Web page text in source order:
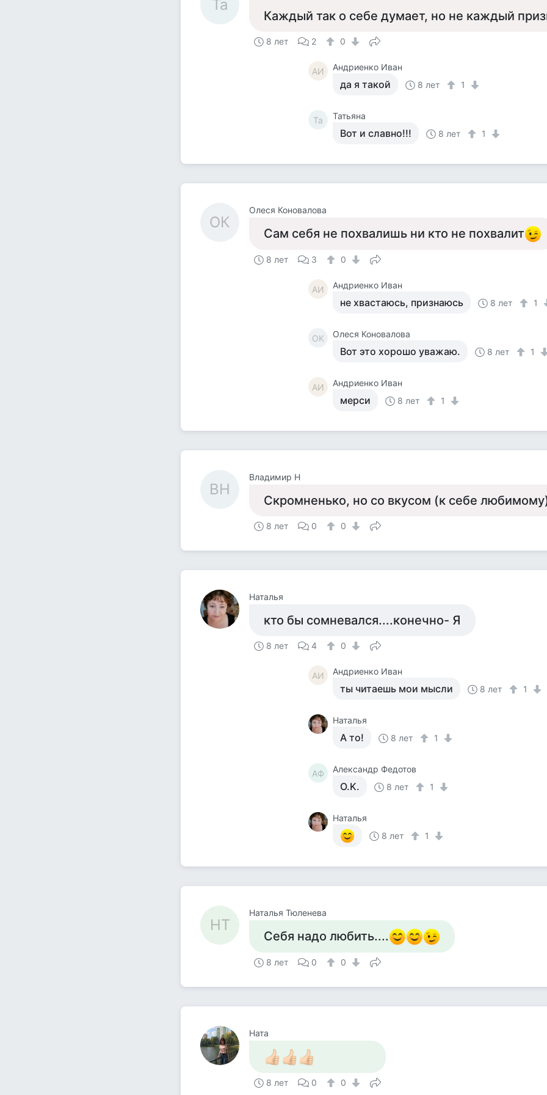
Та
Каждый так о себе думает, но не каждый
8 лет 2 0
АИ Андриенко Иван
да я такой 8 лет 1
Та Татьяна
Вот и славно!!! 8 лет 1
ОК
Олеся Коновалова
Сам себя не похвалишь ни кто не похвалит
8 лет 3 0
АИ Андриенко Иван
не хвастаюсь, признаюсь 8 лет 1
ОК Олеся Коновалова
Вот это хорошо уважаю. 8 лет 1
АИ Андриенко Иван
мерси 8 лет 1
ВН
Владимир Н
Скромненько, но со вкусом (к себе
8 лет 0 0
Наталья
кто бы сомневался....конечно- Я
8 лет 4 0
АИ Андриенко Иван
ты читаешь мои мысли 8 лет 1
Наталья
А то! 8 лет 1
АФ Александр Федотов
O.K. 8 лет 1
Наталья
8 лет
1
НТ
Наталья Тюленева
Себя надо любить....
8 лет 0 0
Ната
8 лет 0 0